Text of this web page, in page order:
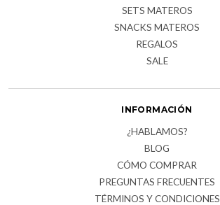
SETS MATEROS
SNACKS MATEROS
REGALOS
SALE
INFORMACIÓN
¿HABLAMOS?
BLOG
CÓMO COMPRAR
PREGUNTAS FRECUENTES
TÉRMINOS Y CONDICIONES